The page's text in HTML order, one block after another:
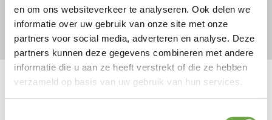
en om ons websiteverkeer te analyseren. Ook delen we
informatie over uw gebruik van onze site met onze
partners voor social media, adverteren en analyse. Deze
partners kunnen deze gegevens combineren met andere
informatie die u aan ze heeft verstrekt of die ze hebben
verzameld op basis van uw gebruik van hun services.